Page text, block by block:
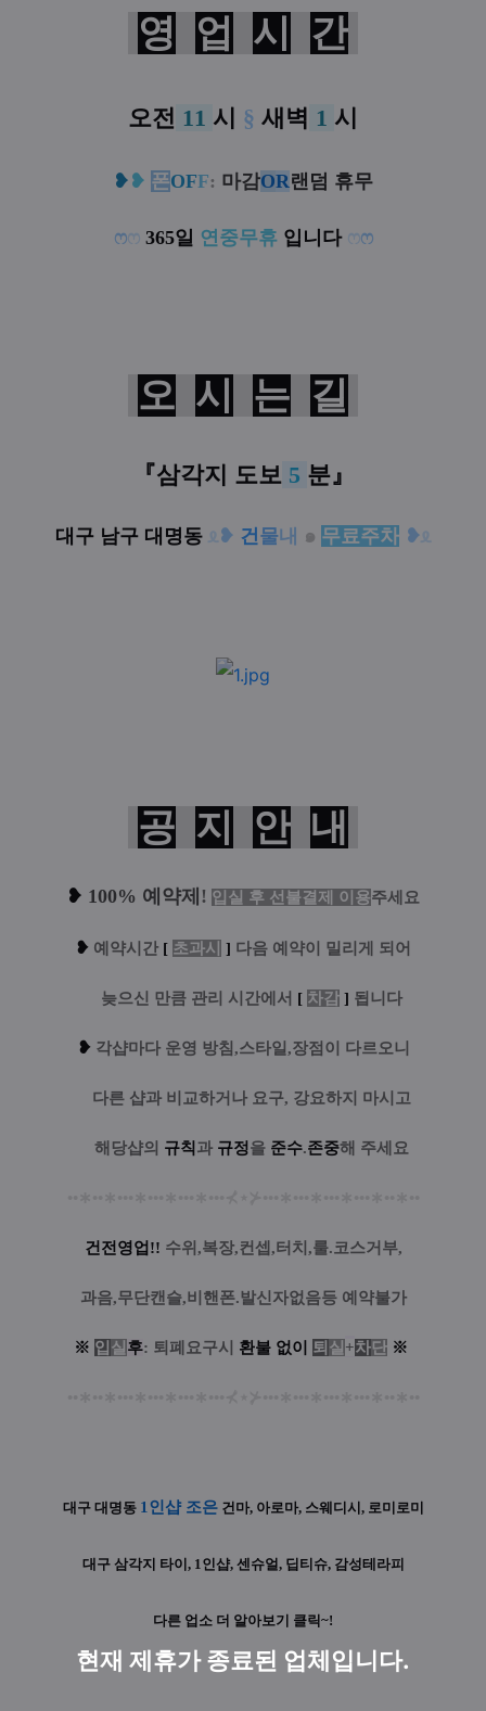
현재 제휴가 종료된 업체입니다.
영 업 시 간
오전 11 시 § 새벽 1 시
❥ ❥ 폰OFF: 마감OR랜덤 휴무
ෆෆ365일 연중무휴입니다 ෆෆ
오 시 는 길
『삼각지 도보5 분』
대구 남구 대명동 ᦸ❥ 건물내 ๑ 무료주차 ❥ᦸ
공 지 안 내
❥ 100% 예약제 ! 입실 후 선불결제 이용주세요
❥ 예 약시간 [ 초과시 ] 다음 예약이 밀리게 되어
늦으신 만큼 관리 시간에서 [ 차감 ] 됩니다
❥ 각샵마다 운영 방침,스타일,장점이 다르오니
다른 샵과 비교하거나 요구, 강요하지 마시고
해당샵의 규칙 과 규정을 준수.존중해 주세요
건전영업!! 수위,복장,컨셉,터치,룰.코스거부,
과음,무단캔슬,비핸폰.발신자없음등 예약불가
※ 입 실 후: 퇴폐요구시 환불 없이 퇴 실 +차단 ※
대구 대명동 1인샵 조은건마, 아로마, 스웨디시, 로미로미
대구 삼각지 타이, 1인샵, 센슈얼, 딥티슈, 감성테라피
다른 업소 더 알아보기 클릭~!